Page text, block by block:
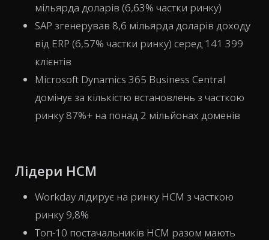
мільярда доларів (6,63% частки ринку)
SAP згенерував 8,6 мільярда доларів доходу
від ERP (6,57% частки ринку) серед 141 399
клієнтів
Microsoft Dynamics 365 Business Central
домінує за кількістю встановлень з часткою
ринку 87%+ на понад 2 мільйонах доменів
Лідери HCM
Workday лідирує на ринку HCM з часткою
ринку 9,8%
Топ-10 постачальників HCM разом мають